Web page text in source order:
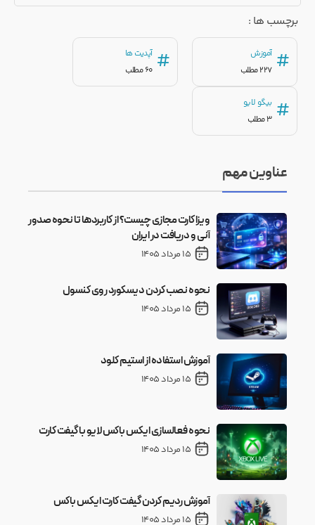
برچسب ها :
# آموزش
227 مطلب
# آپدیت ها
60 مطلب
# بیگو لایو
3 مطلب
عناوین مهم
ویزا کارت مجازی چیست؟ از کاربردها تا نحوه صدور
آنی و دریافت در ایران
15 مرداد 1405
نحوه نصب کردن دیسکورد روی کنسول
15 مرداد 1405
آموزش استفاده از استیم کلود
15 مرداد 1405
نحوه فعالسازی ایکس باکس لایو با گیفت کارت
15 مرداد 1405
آموزش ردیم کردن گیفت کارت ایکس باکس
15 مرداد 1405